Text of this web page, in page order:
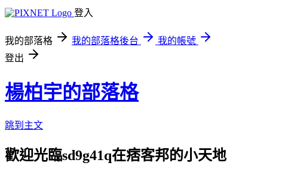
登入
我的部落格 我的部落格後台
我的帳號
登出
楊柏宇的部落格
跳到主文
歡迎光臨sd9g41q在痞客邦的小天地